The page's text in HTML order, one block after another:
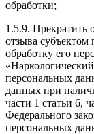
обработки;
1.5.9. Прекратить
отзыва субъектом
обработку его
персональных
данных при
части 1 статьи 6,
Федерального
персональных